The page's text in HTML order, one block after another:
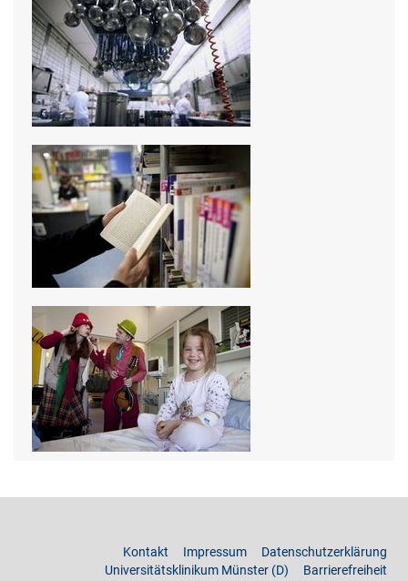
Kontakt Impressum
Datenschutzerklärung
Universitätsklinikum Münster (D)
Barrierefreiheit